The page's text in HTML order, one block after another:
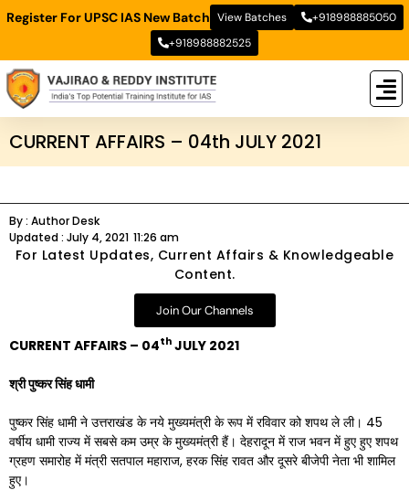
Register For UPSC IAS New Batch View Batches
+918988885050
+918988882525
CURRENT AFFAIRS – 04th JULY 2021
By : Author Desk
Updated : July 4, 2021 11:26 am
For Latest Updates, Current Affairs & Knowledgeable
Content.
Join Our Channels
CURRENT AFFAIRS – 04th JULY 2021
श्री पुष्कर सिंह धामी
पुष्कर सिंह धामी ने उत्तराखंड के नये मुख्यमंत्री के रूप में रविवार को शपथ ले ली। 45
वर्षीय धामी राज्य में सबसे कम उम्र के मुख्यमंत्री हैं। देहरादून में राज भवन में हुए हुए शपथ
ग्रहण समारोह में मंत्री सतपाल महाराज, हरक सिंह रावत और दूसरे बीजेपी नेता भी शामिल
हुए।